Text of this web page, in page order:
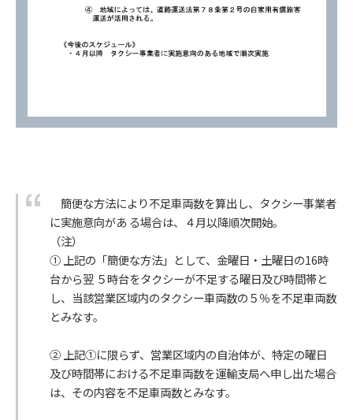
簡便な方法により不足車両数を算出し、タクシー事業者
に実施意向があ る場合は、４月以降順次開始。
（注）
① 上記の「簡便な方法」として、金曜日・土曜日の16時
台から翌 ５時台をタクシーが不足する曜日及び時間帯と
し、当該営業区域内のタクシー車両数の５％を不足車両数
とみなす。
② 上記①に限らず、営業区域内の自治体が、特定の曜日
及び時間帯における不足車両数を運輸支局へ申し出た場合
は、その内容を不足車両数とみなす。